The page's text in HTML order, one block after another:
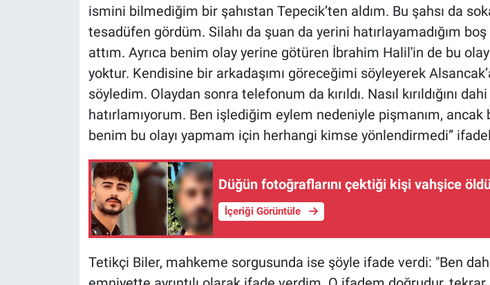
ismini bilmediğim bir şahıstan Tepecik’ten aldım. Bu şahsı da
tesadüfen gördüm. Silahı da şuan da yerini hatırlayamadığım
attım. Ayrıca benim olay yerine götüren İbrahim Halil'in de bu
yoktur. Kendisine bir arkadaşımı göreceğimi söyleyerek
söyledim. Olaydan sonra telefonum da kırıldı. Nasıl kırıldığını dahi
hatırlamıyorum. Ben işlediğim eylem nedeniyle pişmanım,
benim bu olayı yapmam için herhangi kimse yönlendirmedi”
Düğün fotoğraflarını çektiği kişi vahşice
İçeriği Görüntüle
Tetikçi Biler, mahkeme sorgusunda ise şöyle ifade verdi: "Ben
Gün Bitiyor
Gündem Özel
Günün görüntüsü
Koronavirüs